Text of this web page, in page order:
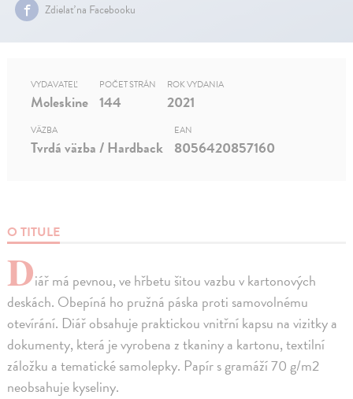
Zdielať na Facebooku
O TITULE
Diář má pevnou, ve hřbetu šitou vazbu v kartonových
deskách. Obepíná ho pružná páska proti samovolnému
otevírání. Diář obsahuje praktickou vnitřní kapsu na vizitky a
dokumenty, která je vyrobena z tkaniny a kartonu, textilní
záložku a tematické samolepky. Papír s gramáží 70 g/m2
neobsahuje kyseliny.
VYDAVATEĽ
Moleskine
POČET STRÁN
144
ROK VYDANIA
2021
VÄZBA
Tvrdá väzba / Hardback
EAN
8056420857160